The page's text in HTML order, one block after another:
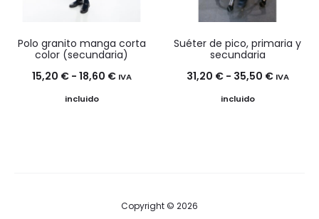
Polo granito manga corta
color (secundaria)
15,20 € - 18,60 €Rango
18,60 €
IVA
incluido
Suéter de pico, primaria y
secundaria
31,20 € - 35,50 €Rango
IVA
incluido
Copyright © 2026